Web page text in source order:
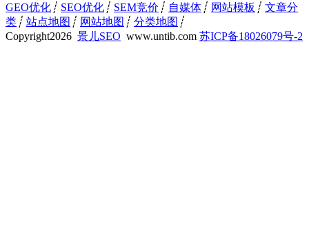
GEO优化 ┊ SEO优化 ┊ SEM竞价 ┊ 自媒体 ┊ 网站模板 ┊ 文章分
类 ┊ 站点地图 ┊ 网站地图 ┊ 分类地图 ┊
Copyright2026 景儿SEO www.untib.com 苏ICP备18026079号-2